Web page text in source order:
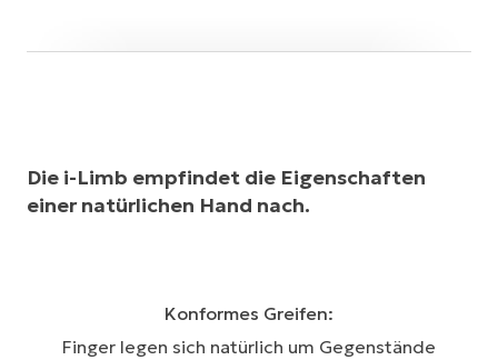
Die i-Limb empfindet die Eigenschaften
einer natürlichen Hand nach.
Konformes Greifen:
Finger legen sich natürlich um Gegenstände​